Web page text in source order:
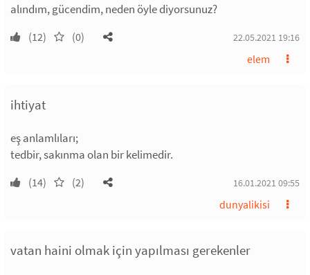
alındım, gücendim, neden öyle diyorsunuz?
(12) (0) 22.05.2021 19:16
elem
ihtiyat
eş anlamlıları;
tedbir, sakınma olan bir kelimedir.
(14) (2) 16.01.2021 09:55
dunyalikisi
vatan haini olmak için yapılması gerekenler